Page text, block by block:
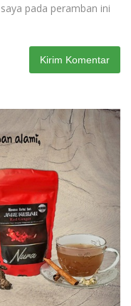
pada peramban ini